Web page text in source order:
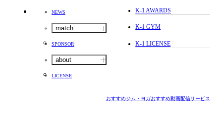
NEWS
match
SPONSOR
about
LICENSE
K-1 AWARDS
K-1 GYM
K-1 LICENSE
おすすめジム・ヨガおすすめ動画配信サービス